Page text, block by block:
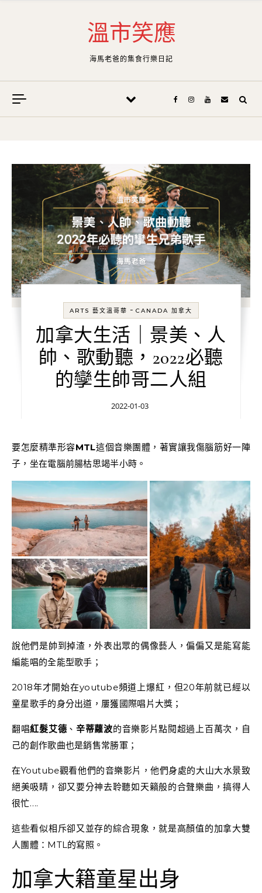
溫市笑應
海馬老爸的集食行樂日記
ARTS 藝文溫哥華 - CANADA 加拿大
加拿大生活｜景美、人
帥、歌動聽，2022必聽
的孿生帥哥二人組
2022-01-03
要怎麼精準形容MTL這個音樂團體，著實讓我傷腦筋好一陣
子，坐在電腦前腸枯思竭半小時。
說他們是帥到掉渣，外表出眾的偶像藝人，偏偏又是能寫能
編能唱的全能型歌手；
2018年才開始在youtube頻道上爆紅，但20年前就已經以
童星歌手的身分出道，屢獲國際唱片大獎；
翻唱紅髮艾德 、 辛蒂蘿波的音樂影片點閱超過上百萬次，自
己的創作歌曲也是銷售常勝軍；
在Youtube觀看他們的音樂影片，他們身處的大山大水景致
絕美吸睛，卻又要分神去聆聽如天籟般的合聲樂曲，搞得人
很忙….
這些看似相斥卻又並存的綜合現象，就是高顏值的加拿大雙
人團體：MTL的寫照。
加拿大籍童星出身